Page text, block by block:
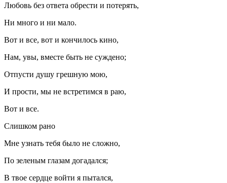
Любовь без ответа обрести и потерять,
Ни много и ни мало.
Вот и все, вот и кончилось кино,
Нам, увы, вместе быть не суждено;
Отпусти душу грешную мою,
И прости, мы не встретимся в раю,
Вот и все.
Слишком рано
Мне узнать тебя было не сложно,
По зеленым глазам догадался;
В твое сердце войти я пытался,